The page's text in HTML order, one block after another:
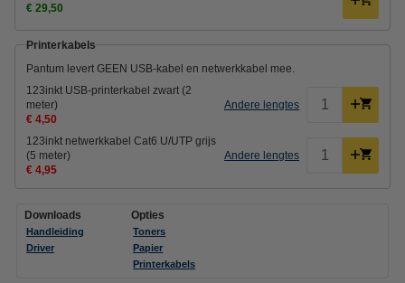
€ 29,50
Printerkabels
Pantum levert GEEN USB-kabel en netwerkkabel mee.
123inkt USB-printerkabel zwart (2
meter)
€ 4,50
Andere lengtes
123inkt netwerkkabel Cat6 U/UTP grijs
(5 meter)
€ 4,95
Andere lengtes
Downloads
Handleiding
Driver
Opties
Toners
Papier
Printerkabels